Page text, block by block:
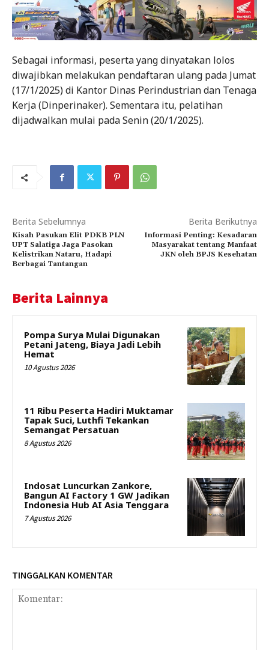
Sebagai informasi, peserta yang dinyatakan lolos
diwajibkan melakukan pendaftaran ulang pada Jumat
(17/1/2025) di Kantor Dinas Perindustrian dan Tenaga
Kerja (Dinperinaker). Sementara itu, pelatihan
dijadwalkan mulai pada Senin (20/1/2025).
Berita Sebelumnya
Kisah Pasukan Elit PDKB PLN
UPT Salatiga Jaga Pasokan
Kelistrikan Nataru, Hadapi
Berbagai Tantangan
Berita Berikutnya
Informasi Penting: Kesadaran
Masyarakat tentang Manfaat
JKN oleh BPJS Kesehatan
Berita Lainnya
Pompa Surya Mulai Digunakan
Petani Jateng, Biaya Jadi Lebih
Hemat
10 Agustus 2026
11 Ribu Peserta Hadiri Muktamar
Tapak Suci, Luthfi Tekankan
Semangat Persatuan
8 Agustus 2026
Indosat Luncurkan Zankore,
Bangun AI Factory 1 GW Jadikan
Indonesia Hub AI Asia Tenggara
7 Agustus 2026
TINGGALKAN KOMENTAR